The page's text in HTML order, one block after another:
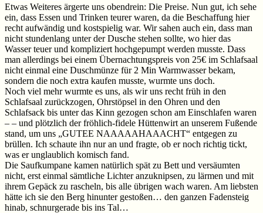
Etwas Weiteres ärgerte uns obendrein: Die Preise. Nun gut, ich sehe
ein, dass Essen und Trinken teurer waren, da die Beschaffung hier
recht aufwändig und kostspielig war. Wir sahen auch ein, dass man
nicht stundenlang unter der Dusche stehen sollte, wo hier das
Wasser teuer und kompliziert hochgepumpt werden musste. Dass
man allerdings bei einem Übernachtungspreis von 25€ im Schlafsaal
nicht einmal eine Duschmünze für 2 Min Warmwasser bekam,
sondern die noch extra kaufen musste, wurmte uns doch.
Noch viel mehr wurmte es uns, als wir uns recht früh in den
Schlafsaal zurückzogen, Ohrstöpsel in den Ohren und den
Schlafsack bis unter das Kinn gezogen schon am Einschlafen waren
– – und plötzlich der fröhlich-fidele Hüttenwirt an unserem Fußende
stand, um uns „GUTEE NAAAAAHAAACHT“ entgegen zu
brüllen. Ich schaute ihn nur an und fragte, ob er noch richtig tickt,
was er unglaublich komisch fand.
Die Saufkumpane kamen natürlich spät zu Bett und versäumten
nicht, erst einmal sämtliche Lichter anzuknipsen, zu lärmen und mit
ihrem Gepäck zu rascheln, bis alle übrigen wach waren. Am liebsten
hätte ich sie den Berg hinunter gestoßen… den ganzen Fadensteig
hinab, schnurgerade bis ins Tal…